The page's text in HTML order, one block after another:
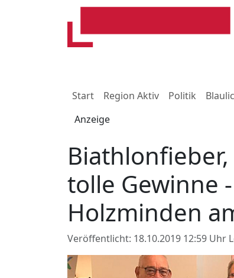
Start
Region Aktiv Politik
Anzeige
tolle Gewinne
Holzminden
Veröffentlicht: 18.10.2019 12:59 Uhr